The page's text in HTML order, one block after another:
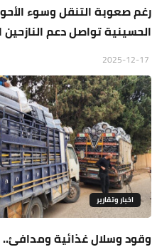
رغم صعوبة التنقل وسوء
الحسينية تواصل دعم
اخبار وتقارير
وقود وسلال غذائية ومدافئ..